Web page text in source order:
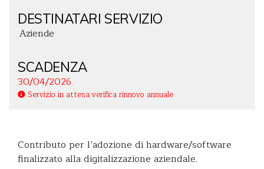
DESTINATARI SERVIZIO
Aziende
SCADENZA
30/04/2026
Servizio in attesa verifica rinnovo annuale
Contributo per l’adozione di hardware/software
finalizzato alla digitalizzazione aziendale.